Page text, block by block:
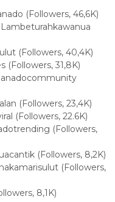
(Followers, 46,6K)
(Followers, 40,4K)
(Followers, 31,8K)
(Followers, 23,4K)
(Followers, 22.6K)
(Followers,
(Followers, 8,2K)
(Followers,
8,1K)